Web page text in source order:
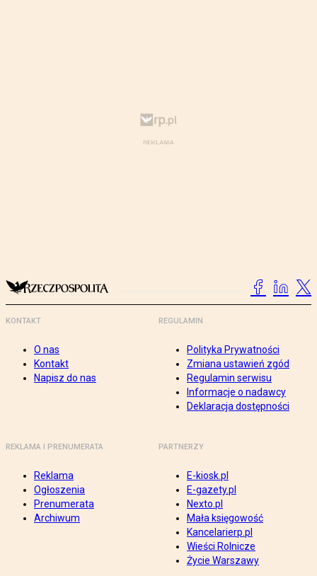
KONTAKT
O nas
Kontakt
Napisz do nas
REGULAMIN
Polityka Prywatności
Zmiana ustawień zgód
Regulamin serwisu
Informacje o nadawcy
Deklaracja dostępności
REKLAMA I PRENUMERATA
Reklama
Ogłoszenia
Prenumerata
Archiwum
PARTNERZY
E-kiosk.pl
E-gazety.pl
Nexto.pl
Mała księgowość
Kancelarierp.pl
Wieści Rolnicze
Życie Warszawy